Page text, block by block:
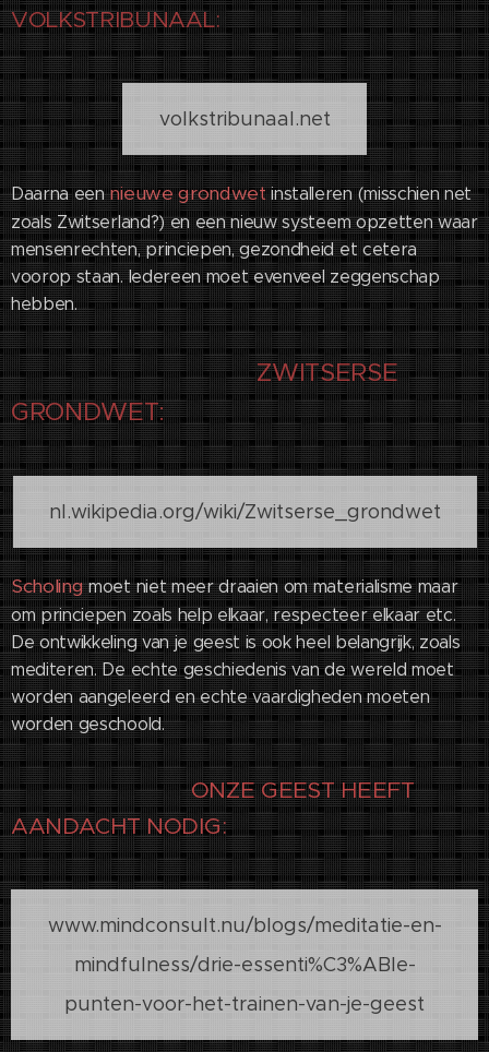
VOLKSTRIBUNAAL:
volkstribunaal.net
Daarna eennieuwe grondwetinstalleren (misschien net
zoals Zwitserland?) en een nieuw systeem opzetten waar
mensenrechten, princiepen, gezondheid et cetera
voorop staan. Iedereen moet evenveel zeggenschap
hebben.
ZWITSERSE
GRONDWET:
nl.wikipedia.org/wiki/Zwitserse_grondwet
Scholingmoet niet meer draaien om materialisme maar
om princiepen zoals help elkaar, respecteer elkaar etc.
De ontwikkeling van je geest is ook heel belangrijk, zoals
mediteren. De echte geschiedenis van de wereld moet
worden aangeleerd en echte vaardigheden moeten
worden geschoold.
ONZE GEEST HEEFT
AANDACHT NODIG:
www.mindconsult.nu/blogs/meditatie-en-
mindfulness/drie-essenti%C3%ABle-
punten-voor-het-trainen-van-je-geest